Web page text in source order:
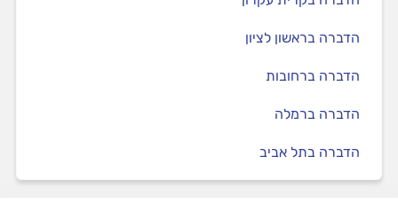
הדברה בראשון לציון
הדברה ברחובות
הדברה ברמלה
הדברה בתל אביב